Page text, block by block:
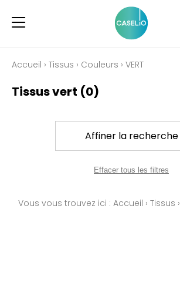
Accueil › Tissus › Couleurs › VERT
Tissus vert (0)
Affiner la recherche
Effacer tous les filtres
Vous vous trouvez ici : Accueil › Tissus ›